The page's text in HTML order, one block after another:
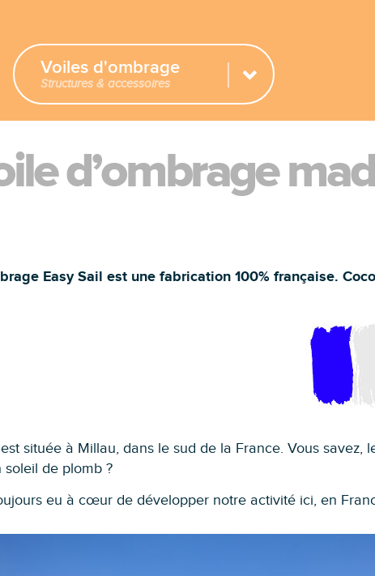
Voiles d'ombrage
Structures & accessoires
d’ombrage
Easy Sail est une fabrication 100% française.
située à Millau, dans le sud de la France. Vous
soleil de plomb ?
eu à cœur de développer notre activité ici, en